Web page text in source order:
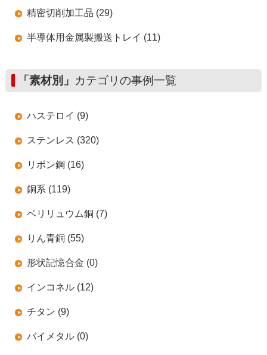
精密切削加工品 (29)
半導体用金属製搬送トレイ (11)
「素材別」 カテゴリの事例一覧
ハステロイ (9)
ステンレス (320)
リボン鋼 (16)
銅系 (119)
ベリリュウム銅 (7)
りん青銅 (55)
形状記憶合金 (0)
インコネル (12)
チタン (9)
バイメタル (0)